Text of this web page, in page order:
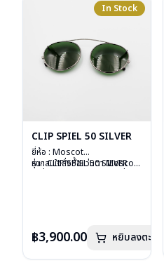
In Stock
CLIP SPIEL 50 SILVER
ยี่ห้อ : Moscot
รุ่น : CLIP SPIEL 50 SILVER
การรับประกัน : 1 ปี
หากสนใจสั่งชื้อแว่นตา Moscot
฿3,900.00 หยิบลงตะกร้า